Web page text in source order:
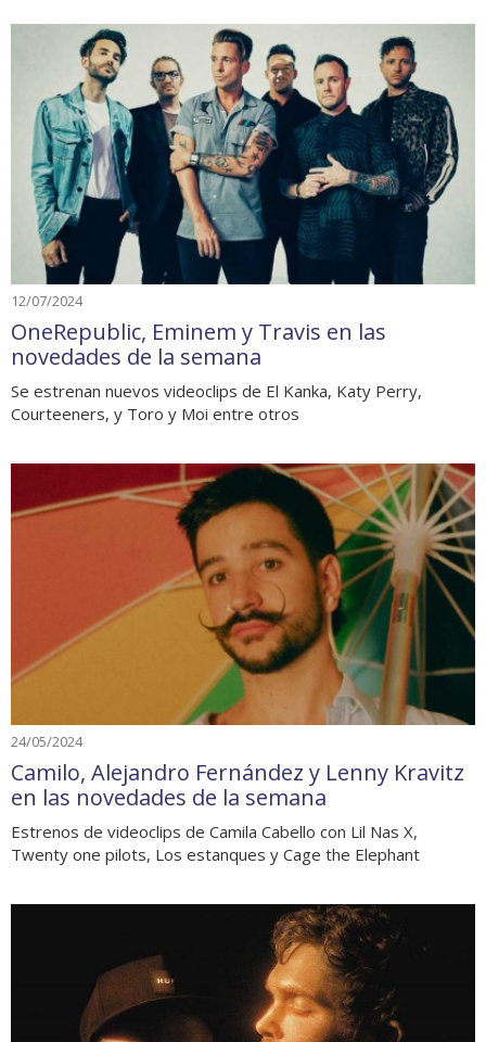
12/07/2024
OneRepublic, Eminem y Travis en las
novedades de la semana
Se estrenan nuevos videoclips de El Kanka, Katy Perry,
Courteeners, y Toro y Moi entre otros
24/05/2024
Camilo, Alejandro Fernández y Lenny Kravitz
en las novedades de la semana
Estrenos de videoclips de Camila Cabello con Lil Nas X,
Twenty one pilots, Los estanques y Cage the Elephant